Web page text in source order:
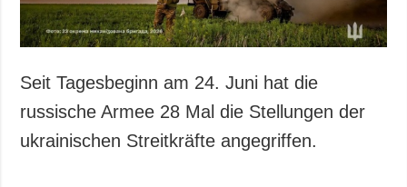
Seit Tagesbeginn am 24. Juni hat die
russische Armee 28 Mal die Stellungen der
ukrainischen Streitkräfte angegriffen.